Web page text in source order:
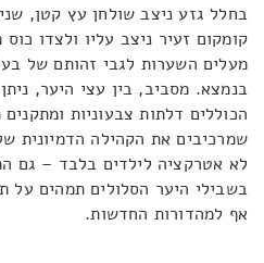
בחלל גזע ניצב שולחן עץ קטן,
קומקום זעיר ניצב עליו ולצדו
מעלים השערות לגבי זהותם של
בנמצא. מסביב, בין עצי היער,
הכוללים דלתות צבעוניות ומתקנים
שמרכיבים את הקהילה הדמיונית
לא אטרקציה לילדים בלבד – גם
בשבילי היער הסלולים תמהים על
אף למהדורות החדשות.